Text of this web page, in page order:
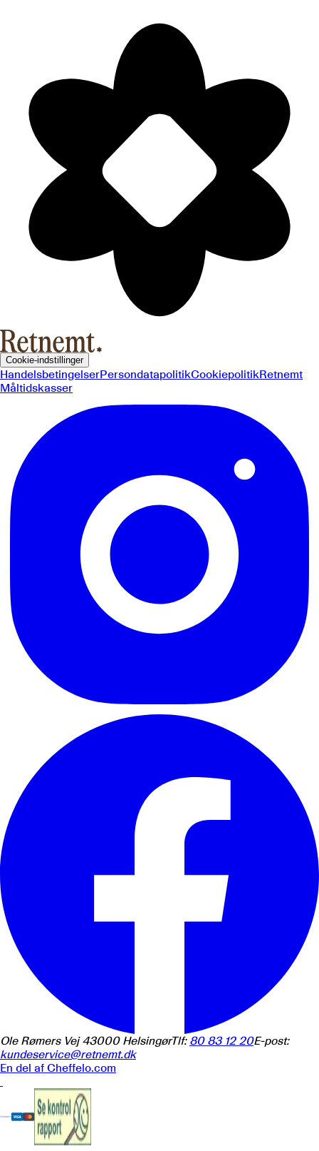
Cookie-indstillinger
HandelsbetingelserPersondatapolitikCookiepolitikRetnemt
Måltidskasser
Ole Rømers Vej 43000 HelsingørTlf: 80 83 12 20E-post:
kundeservice@retnemt.dk
En del af Cheffelo.com